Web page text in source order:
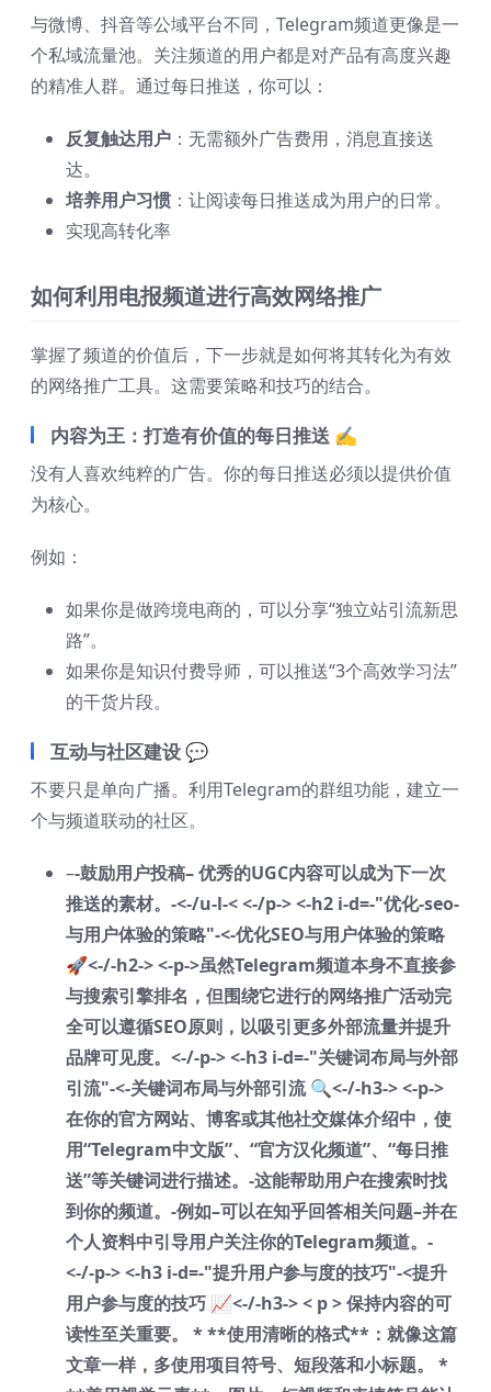
与微博、抖音等公域平台不同，Telegram频道更像是一
个私域流量池。关注频道的用户都是对产品有高度兴趣
的精准人群。通过每日推送，你可以：
反复触达用户 ：无需额外广告费用，消息直接送
达。
培养用户习惯 ：让阅读每日推送成为用户的日常。
实现高转化率
如何利用电报频道进行高效网络推广
掌握了频道的价值后，下一步就是如何将其转化为有效
的网络推广工具。这需要策略和技巧的结合。
内容为王：打造有价值的每日推送 ✍️
没有人喜欢纯粹的广告。你的每日推送必须以提供价值
为核心。
例如：
如果你是做跨境电商的，可以分享“独立站引流新思
路”。
如果你是知识付费导师，可以推送“3个高效学习法”
的干货片段。
互动与社区建设 💬
不要只是单向广播。利用Telegram的群组功能，建立一
个与频道联动的社区。
–-鼓励用户投稿– 优秀的UGC内容可以成为下一次
推送的素材。-<-/u-l-< <-/p-> <-h2 i-d=-"优化-seo-
与用户体验的策略"-<-优化SEO与用户体验的策略
🚀<-/-h2-> <-p->虽然Telegram频道本身不直接参
与搜索引擎排名，但围绕它进行的网络推广活动完
全可以遵循SEO原则，以吸引更多外部流量并提升
品牌可见度。<-/-p-> <-h3 i-d=-"关键词布局与外部
引流"-<-关键词布局与外部引流 🔍<-/-h3-> <-p->
在你的官方网站、博客或其他社交媒体介绍中，使
用“Telegram中文版”、“官方汉化频道”、“每日推
送”等关键词进行描述。-这能帮助用户在搜索时找
到你的频道。-例如–可以在知乎回答相关问题–并在
个人资料中引导用户关注你的Telegram频道。-
<-/-p-> <-h3 i-d=-"提升用户参与度的技巧"-<提升
用户参与度的技巧 📈<-/-h3-> < p > 保持内容的可
读性至关重要。 * **使用清晰的格式**：就像这篇
文章一样，多使用项目符号、短段落和小标题。 *